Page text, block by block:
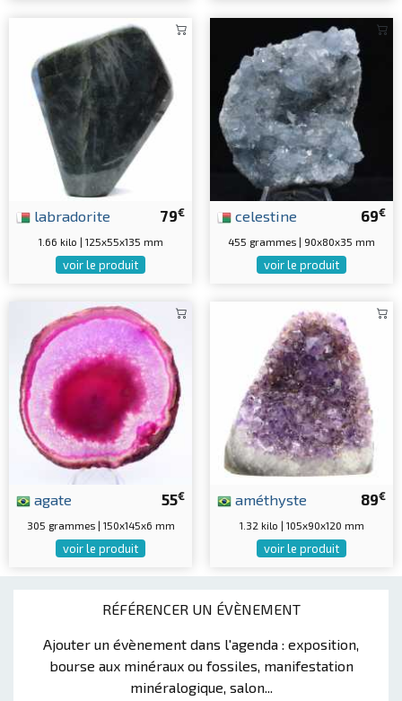
RÉFÉRENCER UN ÉVÈNEMENT
Ajouter un évènement dans l'agenda : exposition,
bourse aux minéraux ou fossiles, manifestation
minéralogique, salon...
79€
labradorite
1.66 kilo | 125x55x135 mm
voir le produit
69€
celestine
455 grammes | 90x80x35 mm
voir le produit
55€
agate
305 grammes | 150x145x6 mm
voir le produit
89€
améthyste
1.32 kilo | 105x90x120 mm
voir le produit